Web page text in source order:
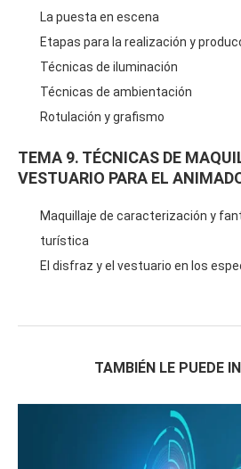
La puesta en escena
Etapas para la realización y
Técnicas de iluminación
Técnicas de ambientación
Rotulación y grafismo
TEMA 9. TÉCNICAS DE
VESTUARIO PARA EL
Maquillaje de caracterización y
turística
El disfraz y el vestuario en los
TAMBIÉN LE PUEDE